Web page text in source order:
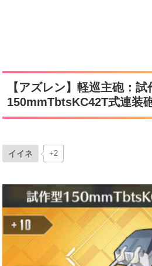
【アズレン】軽巡主砲：試
150mmTbtsKC42T式連装
イイネ +2